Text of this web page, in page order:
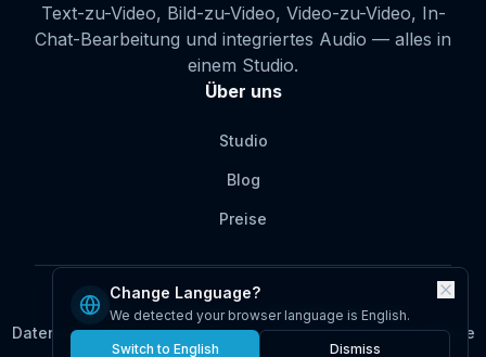
Text-zu-Video, Bild-zu-Video, Video-zu-Video, In-
Chat-Bearbeitung und integriertes Audio — alles in
einem Studio.
Über uns
Studio
Blog
Preise
© 2026 • GeminiOmni.co All rights reserved.
DatenschutzNutzungsbedingungenRückerstattungsrichtlinie
Change Language?
We detected your browser language is English.
Switch to English Dismiss